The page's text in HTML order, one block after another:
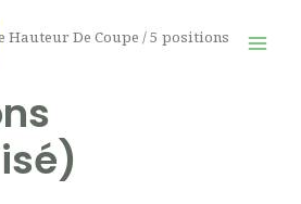
Hauteur De Coupe / 5 positions